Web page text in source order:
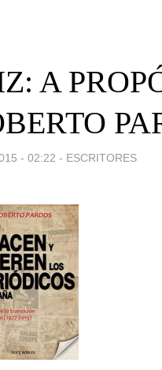
A
- 02:22 - ESCRITORES